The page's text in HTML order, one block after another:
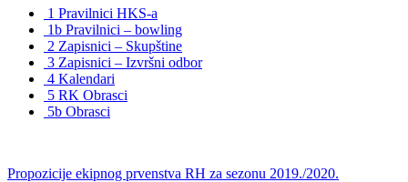
1 Pravilnici HKS-a
1b Pravilnici – bowling
2 Zapisnici – Skupštine
3 Zapisnici – Izvršni odbor
4 Kalendari
5 RK Obrasci
5b Obrasci
Propozicije ekipnog prvenstva RH za sezonu 2019./2020.